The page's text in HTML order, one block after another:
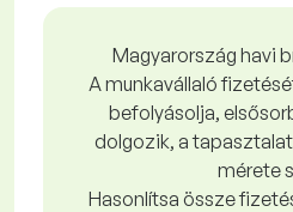
Magyarország havi
A munkavállaló
befolyásolja,
dolgozik, a
mérete
Hasonlítsa össze